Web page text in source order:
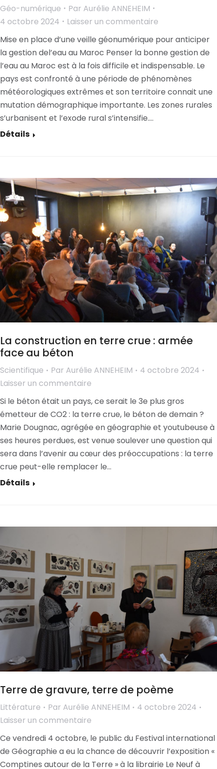
Géo-numérique Par Aurélie ANNEHEIM
4 octobre 2024
Laisser un commentaire
Mise en place d’une veille géonumérique pour anticiper
la gestion del’eau au Maroc Penser la bonne gestion de
l’eau au Maroc est à la fois difficile et indispensable. Le
pays est confronté à une période de phénomènes
météorologiques extrêmes et son territoire connait une
mutation démographique importante. Les zones rurales
s’urbanisent et l’exode rural s’intensifie.…
Détails
La construction en terre crue : armée
face au béton
Scientifique Par Aurélie ANNEHEIM
4 octobre 2024
Laisser un commentaire
Si le béton était un pays, ce serait le 3e plus gros
émetteur de CO2 : la terre crue, le béton de demain ?
Marie Dougnac, agrégée en géographie et youtubeuse à
ses heures perdues, est venue soulever une question qui
sera dans l’avenir au cœur des préoccupations : la terre
crue peut-elle remplacer le…
Détails
Terre de gravure, terre de poème
Littérature Par Aurélie ANNEHEIM
4 octobre 2024
Laisser un commentaire
Ce vendredi 4 octobre, le public du Festival international
de Géographie a eu la chance de découvrir l’exposition «
Comptines autour de la Terre » à la librairie Le Neuf à